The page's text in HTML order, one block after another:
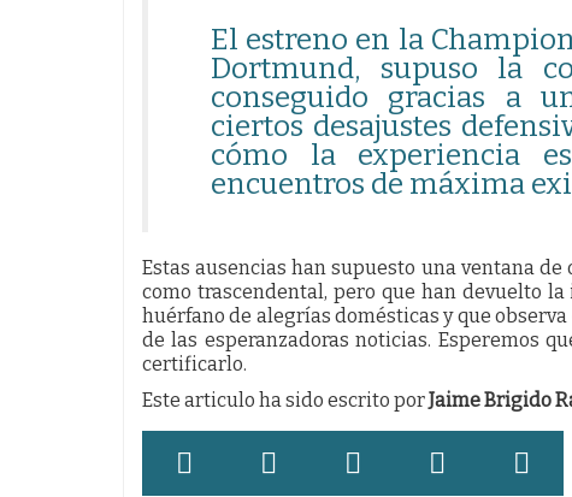
El estreno en la
Dortmund, supuso la
conseguido gracias a
ciertos desajustes
cómo la experiencia
encuentros de máxima
Estas ausencias han supuesto una ventana
como trascendental, pero que han devuelto
huérfano de alegrías domésticas y que
de las esperanzadoras noticias. Esperemos
certificarlo.
Este articulo ha sido escrito porJaime Brigido